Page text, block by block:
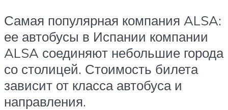
Самая популярная компания ALSA:
ее автобусы в Испании компании
ALSA соединяют небольшие города
со столицей. Стоимость билета
зависит от класса автобуса и
направления.